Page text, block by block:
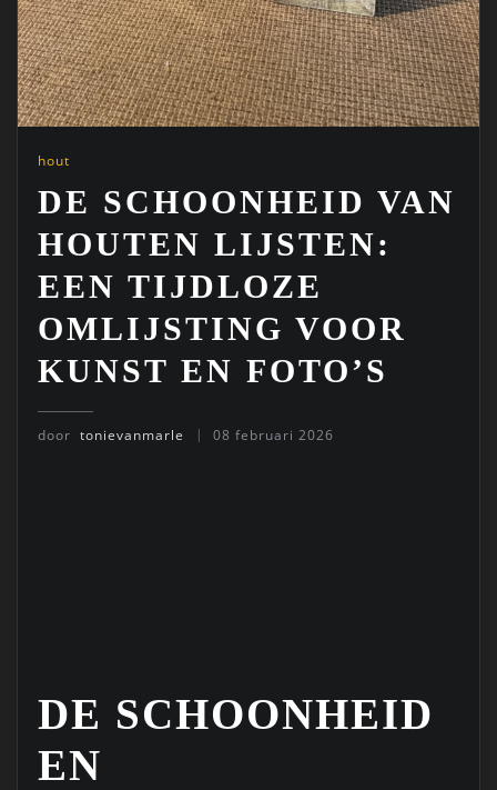
hout
DE SCHOONHEID VAN
HOUTEN LIJSTEN:
EEN TIJDLOZE
OMLIJSTING VOOR
KUNST EN FOTO’S
door tonievanmarle 08 februari 2026
DE SCHOONHEID
EN